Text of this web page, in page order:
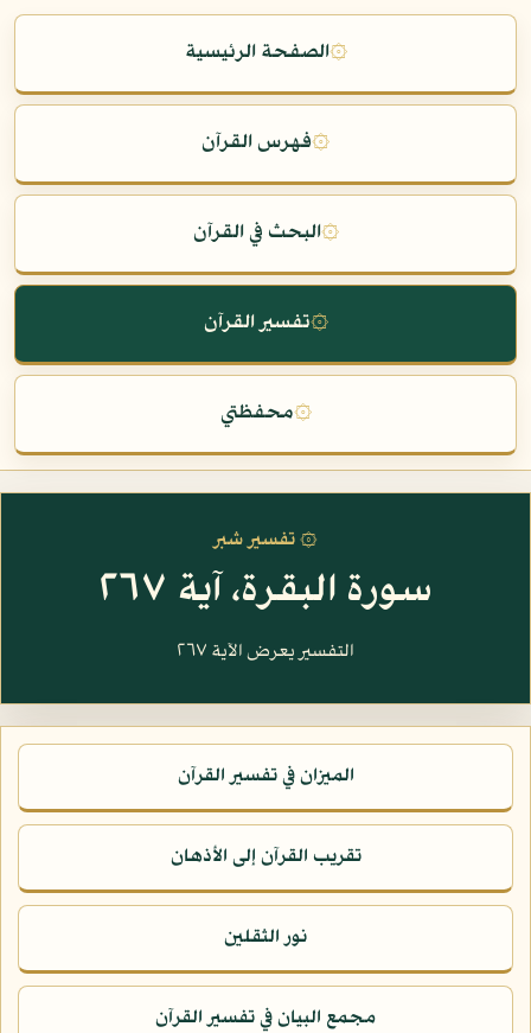
۞الصفحة الرئيسية
۞فهرس القرآن
۞البحث في القرآن
۞تفسير القرآن
۞محفظتي
۞ تفسير شبر
سورة البقرة، آية ٢٦٧
التفسير يعرض الآية ٢٦٧
الميزان في تفسير القرآن
تقريب القرآن إلى الأذهان
نور الثقلين
مجمع البيان في تفسير القرآن